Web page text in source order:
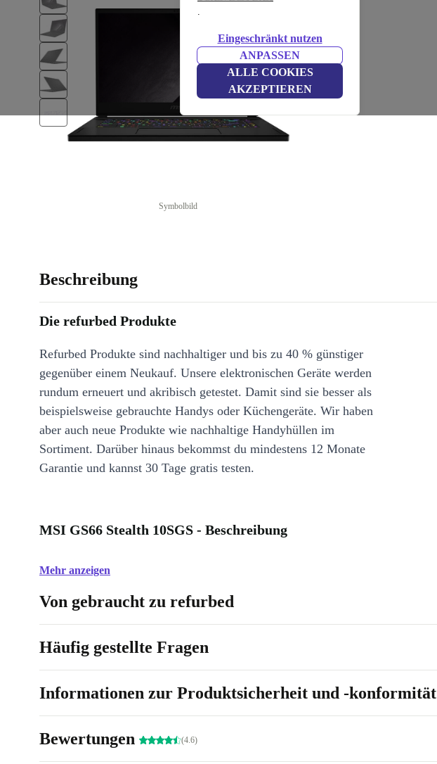
.
Eingeschränkt nutzen
ANPASSEN
ALLE COOKIES
AKZEPTIEREN
Symbolbild
Beschreibung
Die refurbed Produkte
Refurbed Produkte sind nachhaltiger und bis zu 40 % günstiger
gegenüber einem Neukauf. Unsere elektronischen Geräte werden
rundum erneuert und akribisch getestet. Damit sind sie besser als
beispielsweise gebrauchte Handys oder Küchengeräte. Wir haben
aber auch neue Produkte wie nachhaltige Handyhüllen im
Sortiment. Darüber hinaus bekommst du mindestens 12 Monate
Garantie und kannst 30 Tage gratis testen.
MSI GS66 Stealth 10SGS - Beschreibung
Mehr anzeigen
Von gebraucht zu refurbed
Häufig gestellte Fragen
Informationen zur Produktsicherheit und -konformität
Bewertungen (4.6)